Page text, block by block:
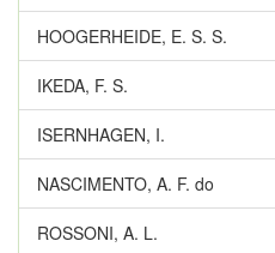
HOOGERHEIDE, E. S. S.
IKEDA, F. S.
ISERNHAGEN, I.
NASCIMENTO, A. F. do
ROSSONI, A. L.